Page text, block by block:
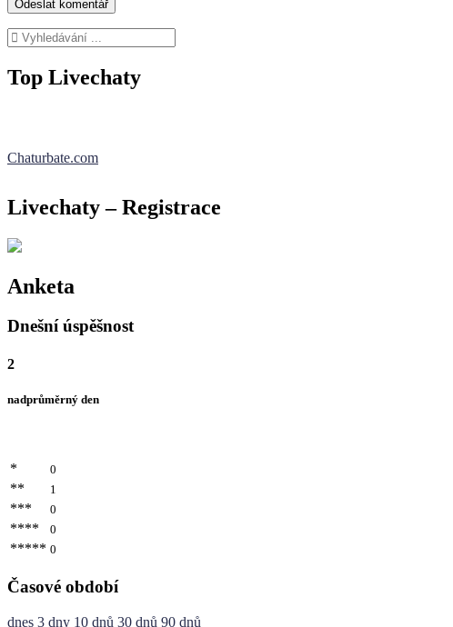
Top Livechaty
Chaturbate.com
Livechaty – Registrace
Anketa
Dnešní úspěšnost
2
nadprůměrný den
* 0
** 1
*** 0
**** 0
***** 0
Časové období
dnes 3 dny 10 dnů 30 dnů 90 dnů